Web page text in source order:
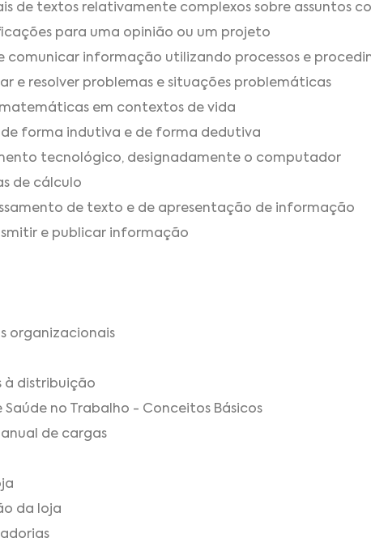
de textos relativamente complexos sobre assuntos
para uma opinião ou um projeto
comunicar informação utilizando processos e
e resolver problemas e situações problemáticas
em contextos de vida
forma indutiva e de forma dedutiva
tecnológico, designadamente o computador
de cálculo
de texto e de apresentação de informação
e publicar informação
organizacionais
à distribuição
Saúde no Trabalho - Conceitos Básicos
de cargas
da loja